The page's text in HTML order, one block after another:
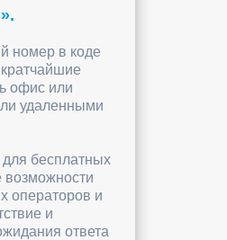
номер в коде
офис или
удаленными
бесплатных
возможности
операторов и
и
ответа